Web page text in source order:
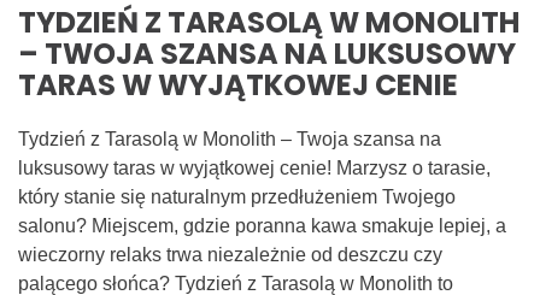
TYDZIEŃ Z TARASOLĄ W MONOLITH
– TWOJA SZANSA NA LUKSUSOWY
TARAS W WYJĄTKOWEJ CENIE
Tydzień z Tarasolą w Monolith – Twoja szansa na
luksusowy taras w wyjątkowej cenie! Marzysz o tarasie,
który stanie się naturalnym przedłużeniem Twojego
salonu? Miejscem, gdzie poranna kawa smakuje lepiej, a
wieczorny relaks trwa niezależnie od deszczu czy
palącego słońca? Tydzień z Tarasolą w Monolith to